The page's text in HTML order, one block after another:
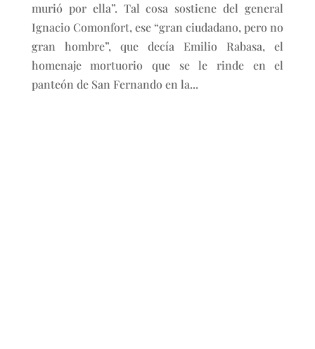
murió por ella”. Tal cosa sostiene del general
Ignacio Comonfort, ese “gran ciudadano, pero no
gran hombre”, que decía Emilio Rabasa, el
homenaje mortuorio que se le rinde en el
panteón de San Fernando en la...